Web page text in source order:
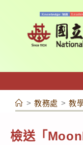
容
> 教務處 > 教
檢送「